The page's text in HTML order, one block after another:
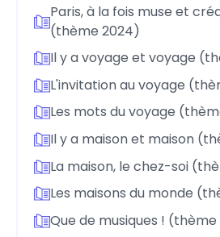
Paris, à la fois muse et
(thème 2024)
Il y a voyage et voyage
L'invitation au voyage
Les mots du voyage
Il y a maison et maison
La maison, le chez-soi
Les maisons du monde
Que de musiques ! (thème